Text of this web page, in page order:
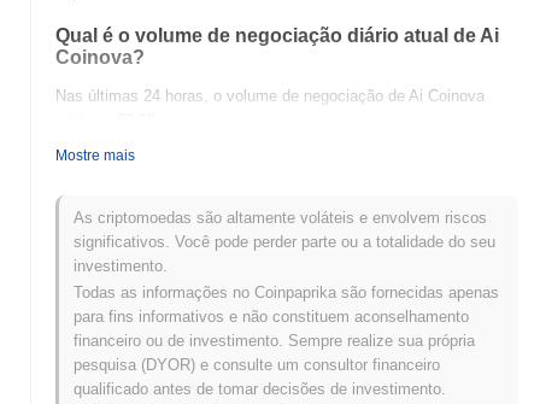
Qual é o volume de negociação diário atual de Ai
Coinova?
Nas últimas 24 horas, o volume de negociação de Ai Coinova
Qual é o histórico da faixa de preço de Ai
Máxima Histórica (ATH):€0.134165
Mínima Histórica (ATL):€0.00
Ai Coinova está sendo negociado atualmente~100.00% abaixo
de sua ATH .
Como Ai Coinova está se desempenhando em
comparação com o mercado cripto mais amplo?
Mostre mais
As criptomoedas são altamente voláteis e envolvem riscos
significativos. Você pode perder parte ou a totalidade do seu
investimento.
Todas as informações no Coinpaprika são fornecidas apenas
para fins informativos e não constituem aconselhamento
financeiro ou de investimento. Sempre realize sua própria
pesquisa (DYOR) e consulte um consultor financeiro
qualificado antes de tomar decisões de investimento.